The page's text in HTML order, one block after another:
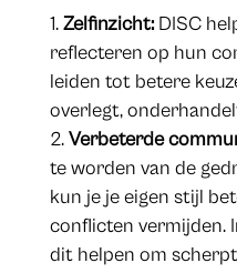
Zelfinzicht: DISC
reflecteren op hun
leiden tot betere
overlegt,
Verbeterde
te worden van de
kun je je eigen stijl
conflicten vermijden.
dit helpen om